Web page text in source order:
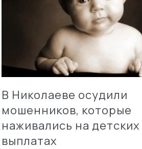
В Николаеве осудили
мошенников, которые
наживались на детских
выплатах